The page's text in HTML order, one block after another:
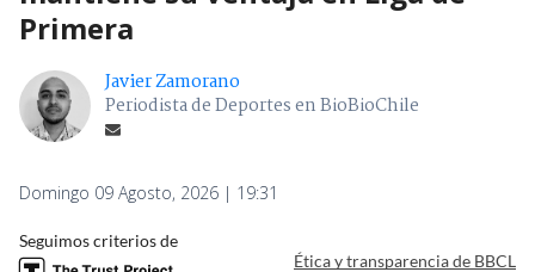
Primera
Javier Zamorano
Periodista de Deportes en BioBioChile
Domingo 09 Agosto, 2026 | 19:31
Seguimos criterios de
Ética y transparencia de BBCL